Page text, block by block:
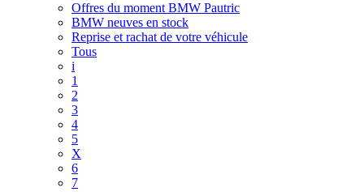
Offres du moment BMW Pautric
BMW neuves en stock
Reprise et rachat de votre véhicule
Tous
i
1
2
3
4
5
X
6
7